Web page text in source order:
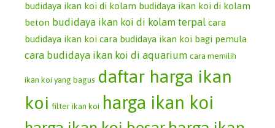
budidaya ikan koi di kolam budidaya ikan koi di kolam
beton budidaya ikan koi di kolam terpal cara
budidaya ikan koi cara budidaya ikan koi bagi pemula
cara budidaya ikan koi di aquarium cara memilih
ikan koi yang bagus daftar harga ikan
koi filter ikan koi harga ikan koi